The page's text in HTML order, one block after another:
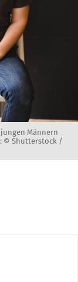
Männern
© Shutterstock /